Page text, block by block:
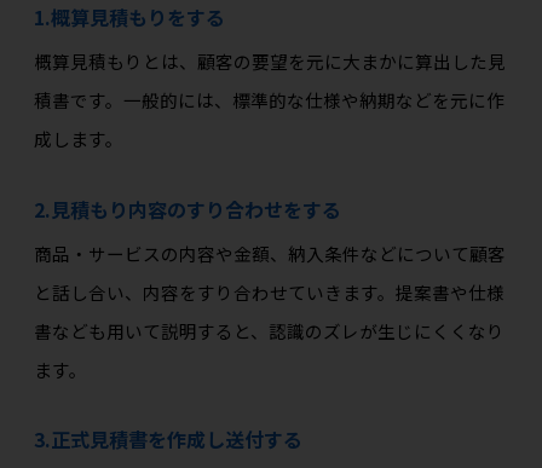
1.概算見積もりをする
概算見積もりとは、顧客の要望を元に大まかに算出した見
積書です。一般的には、標準的な仕様や納期などを元に作
成します。
2.見積もり内容のすり合わせをする
商品・サービスの内容や金額、納入条件などについて顧客
と話し合い、内容をすり合わせていきます。提案書や仕様
書なども用いて説明すると、認識のズレが生じにくくなり
ます。
3.正式見積書を作成し送付する